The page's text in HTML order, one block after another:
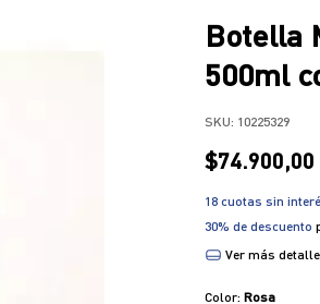
Botella
500ml
SKU: 10225329
$74.900,00
18 cuotas sin
30% de descuento
Ver más
Color: Rosa